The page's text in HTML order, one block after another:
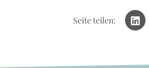
Seite teilen: